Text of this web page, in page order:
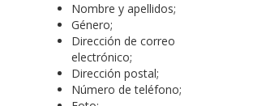
Nombre y apellidos;
Género;
Dirección de correo
electrónico;
Dirección postal;
Número de teléfono;